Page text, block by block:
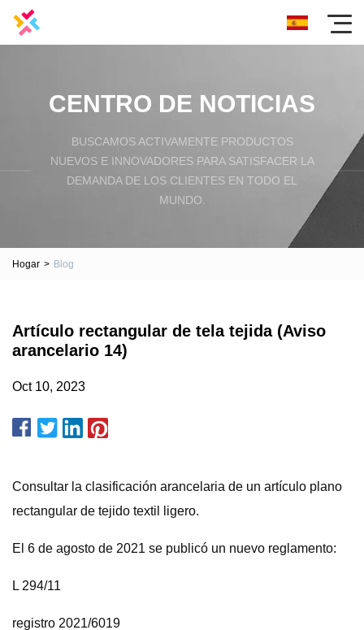
CENTRO DE NOTICIAS
BUSCAMOS ACTIVAMENTE PRODUCTOS
NUEVOS E INNOVADORES PARA SATISFACER LA
DEMANDA DE LOS CLIENTES EN TODO EL
MUNDO.
Hogar > Blog
Artículo rectangular de tela tejida (Aviso
arancelario 14)
Oct 10, 2023
Consultar la clasificación arancelaria de un artículo plano
rectangular de tejido textil ligero.
El 6 de agosto de 2021 se publicó un nuevo reglamento:
L 294/11
registro 2021/6019